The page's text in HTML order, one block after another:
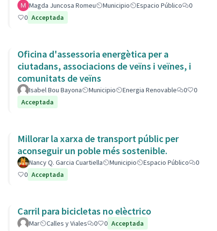
Magda Juncosa Romeu Municipio Espacio Público
0
0 Acceptada
Oficina d'assessoria energètica per a
ciutadans, associacions de veïns i veïnes, i
comunitats de veïns
Isabel Bou Bayona Municipio Energia Renovable 0
0
Acceptada
Millorar la xarxa de transport públic per
aconseguir un poble més sostenible.
Nancy Q. Garcia Cuartiella Municipio Espacio Público
0
0 Acceptada
Carril para bicicletas no elèctrico
Mar Calles y Viales 0 0 Acceptada